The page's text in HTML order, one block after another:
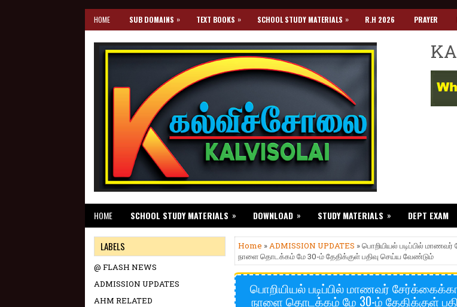
HOME SUB DOMAINS » TEXT BOOKS » SCHOOL STUDY MATERIALS » R.H 2026 PRAYER
HOME SCHOOL STUDY MATERIALS » DOWNLOAD » STUDY MATERIALS » DEPT EXAM
Home »ADMISSION UPDATES » பொறியியல் படிப்பில்
நாளை தொடக்கம் மே 30-ம் தேதிக்குள் பதிவு செய்ய வேண்டும்
பொறியியல் படிப்பில் மாணவர்
நாளை தொடக்கம் மே 30-ம் தேதிக்குள்
LABELS
@ FLASH NEWS
ADMISSION UPDATES
AHM RELATED